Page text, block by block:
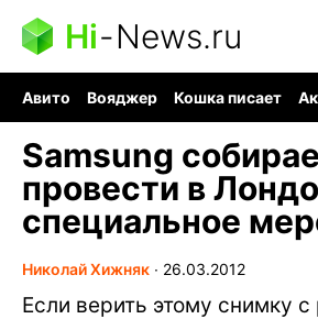
Hi-News.ru
Авито Вояджер Кошка писает
Samsung
провести в
специальное
Николай Хижняк ∙ 26.03.2012
Если верить этому снимку